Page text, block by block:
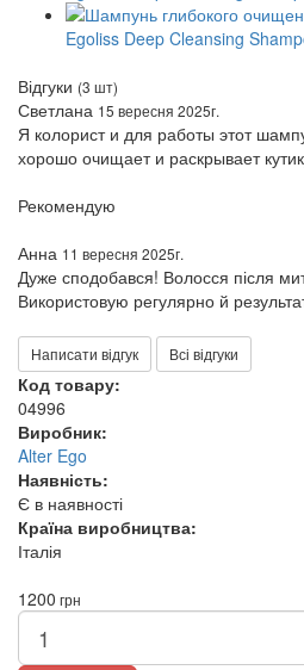
Відгуки (3 шт)
Светлана 15 вересня 2025г.
Я колорист и для работы этот
хорошо очищает и раскрывает
Рекомендую
Анна 11 вересня 2025г.
Дуже сподобався! Волосся після
Використовую регулярно й
Написати відгук Всі відгуки
Код товару:
04996
Виробник:
Alter Ego
Наявність:
Є в наявності
Країна виробництва:
Італія
1200 грн